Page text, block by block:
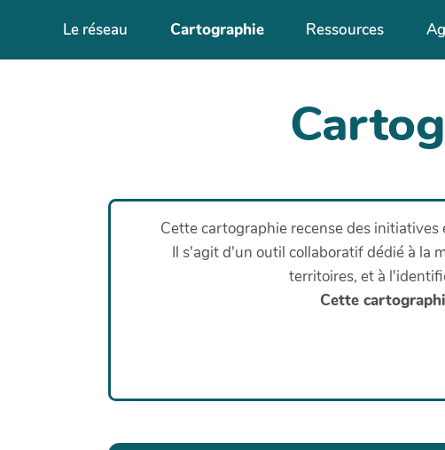
Aller au contenu principal
Le réseau Cartographie Ressources
Cette cartographie recense des
Il s'agit d'un outil collaboratif dédié à la
territoires, et à
Cette